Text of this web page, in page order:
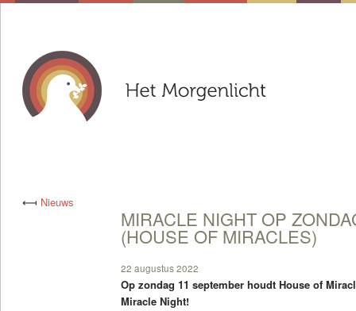
⟻ Nieuws
MIRACLE NIGHT OP
(HOUSE OF MIRACLES)
22 augustus 2022
Op zondag 11 september houdt House of
Miracle Night!